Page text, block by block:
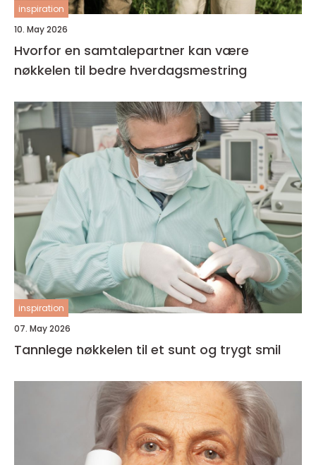
inspiration
10. May 2026
Hvorfor en samtalepartner kan være
nøkkelen til bedre hverdagsmestring
inspiration
07. May 2026
Tannlege nøkkelen til et sunt og trygt smil